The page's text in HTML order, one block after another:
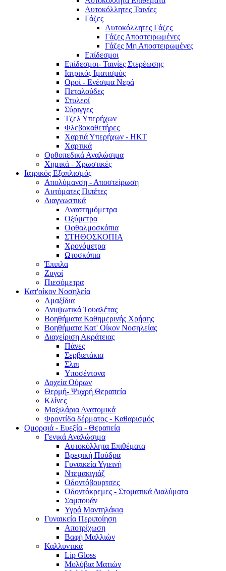
Αυτοκόλλητες Ταινίες
Γάζες
Αυτοκόλλητες Γάζες
Γάζες Αποστειρωμένες
Γάζες Μη Αποστειρωμένες
Επίδεσμοι
Επίδεσμοι- Ταινίες Στερέωσης
Ιατρικός Ιματισμός
Οροί - Ενέσιμα Νερά
Πεταλούδες
Στυλεοί
Σύριγγες
Τζελ Υπερήχων
Φλεβοκαθετήρες
Χαρτιά Υπερήχων - ΗΚΤ
Χαρτικά
Ορθοπεδικά Αναλώσιμα
Χημικά - Χρωστικές
Ιατρικός Εξοπλισμός
Απολύμανση - Αποστείρωση
Αυτόματες Πιπέτες
Διαγνωστικά
Αναστημόμετρα
Οξύμετρα
Οφθαλμοσκόπια
ΣΤΗΘΟΣΚΟΠΙΑ
Χρονόμετρα
Ωτοσκόπια
Έπιπλα
Ζυγοί
Πιεσόμετρα
Κατ'οίκον Νοσηλεία
Αμαξίδια
Ανυψωτικά Τουαλέτας
Βοηθήματα Καθημερινής Χρήσης
Βοηθήματα Κατ' Οίκον Νοσηλείας
Διαχείριση Ακράτειας
Πάνες
Σερβιετάκια
Σλιπ
Υποσέντονα
Δοχεία Ούρων
Θερμή- Ψυχρή Θεραπεία
Κλίνες
Μαξιλάρια Ανατομικά
Φροντίδα δέρματος - Καθαρισμός
Ομορφιά - Ευεξία - Θεραπεία
Γενικά Αναλώσιμα
Αυτοκόλλητα Επιθέματα
Βρεφική Πούδρα
Γυναικεία Υγιεινή
Ντεμακιγιάζ
Οδοντόβουρτσες
Οδοντόκρεμες - Στοματικά Διαλύματα
Σαμπουάν
Υγρά Μαντηλάκια
Γυναικεία Περιποίηση
Αποτρίχωση
Βαφή Μαλλιών
Καλλυντικά
Lip Gloss
Μολύβια Ματιών